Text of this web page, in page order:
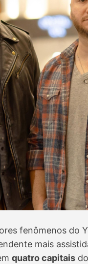
fenômenos do
mais
quatro capitais do